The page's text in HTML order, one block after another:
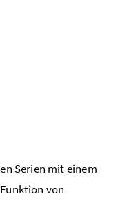
Serien mit einem
von